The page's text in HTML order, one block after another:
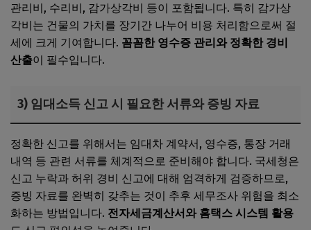
관리비, 수리비, 감가상각비 등이 포함됩니다. 특히 감가상
각비는 건물의 가치를 장기간 나누어 비용 처리함으로써 절
세에 크게 기여합니다. 꼼꼼한 영수증 관리와 정확한 경비
산출이 필수입니다.
3) 임대소득 신고 시 필요한 서류와 증빙 자료
정확한 신고를 위해서는 임대차 계약서, 영수증, 통장 거래
내역 등 관련 서류를 체계적으로 준비해야 합니다. 국세청은
신고 누락과 허위 경비 신고에 대해 엄격하게 검증하므로,
증빙 자료를 완벽히 갖추는 것이 추후 세무조사 위험을 최소
화하는 방법입니다. 전자세금계산서와 홈택스 시스템 활용